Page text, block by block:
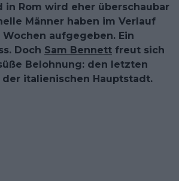
in Rom wird eher überschaubar
Männer haben im Verlauf
aufgegeben. Ein
Doch Sam Bennett freut sich
Belohnung: den letzten
der italienischen Hauptstadt.